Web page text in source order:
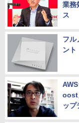
業務
ス
フル
ント
oost
ップ